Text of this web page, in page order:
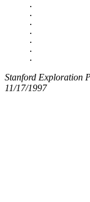
.
.
.
.
.
.
Stanford Exploration
11/17/1997